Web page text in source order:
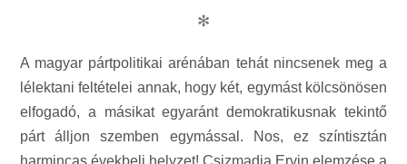
✻
A magyar pártpolitikai arénában tehát nincsenek meg a
lélektani feltételei annak, hogy két, egymást kölcsönösen
elfogadó, a másikat egyaránt demokratikusnak tekintő
párt álljon szemben egymással. Nos, ez színtisztán